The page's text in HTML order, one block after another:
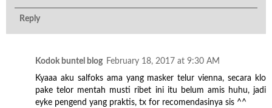
Reply
Kodok buntel blog February 18, 2017 at 9:30 AM
Kyaaa aku salfoks ama yang masker telur vienna, secara klo
pake telor mentah musti ribet ini itu belum amis huhu, jadi
eyke pengend yang praktis, tx for recomendasinya sis ^^